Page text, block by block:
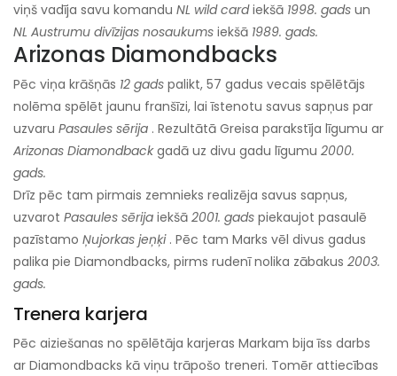
viņš vadīja savu komandu NL wild cardiekšā 1998. gads un
NL Austrumu divīzijas nosaukums iekšā 1989. gads.
Arizonas Diamondbacks
Pēc viņa krāšņās 12 gads palikt, 57 gadus vecais spēlētājs
nolēma spēlēt jaunu franšīzi, lai īstenotu savus sapņus par
uzvaru Pasaules sērija . Rezultātā Greisa parakstīja līgumu ar
Arizonas Diamondbackgadā uz divu gadu līgumu 2000.
gads.
Drīz pēc tam pirmais zemnieks realizēja savus sapņus,
uzvarot Pasaules sērija iekšā 2001. gads piekaujot pasaulē
pazīstamo Ņujorkas jeņķi. Pēc tam Marks vēl divus gadus
palika pie Diamondbacks, pirms rudenī nolika zābakus 2003.
gads.
Trenera karjera
Pēc aiziešanas no spēlētāja karjeras Markam bija īss darbs
ar Diamondbacks kā viņu trāpošo treneri. Tomēr attiecības